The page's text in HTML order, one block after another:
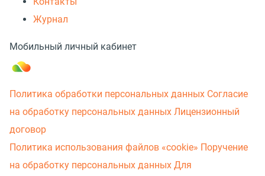
Журнал
Мобильный личный кабинет
Политика обработки персональных данных Согласие
на обработку персональных данных Лицензионный
договор
Политика использования файлов «cookie» Поручение
на обработку персональных данных Для